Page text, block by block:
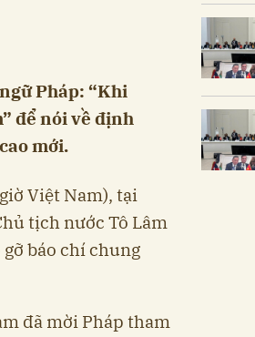
Pháp: “Khi
để nói về định
mới.
Việt Nam), tại
tịch nước Tô Lâm
báo chí chung
đã mời Pháp tham